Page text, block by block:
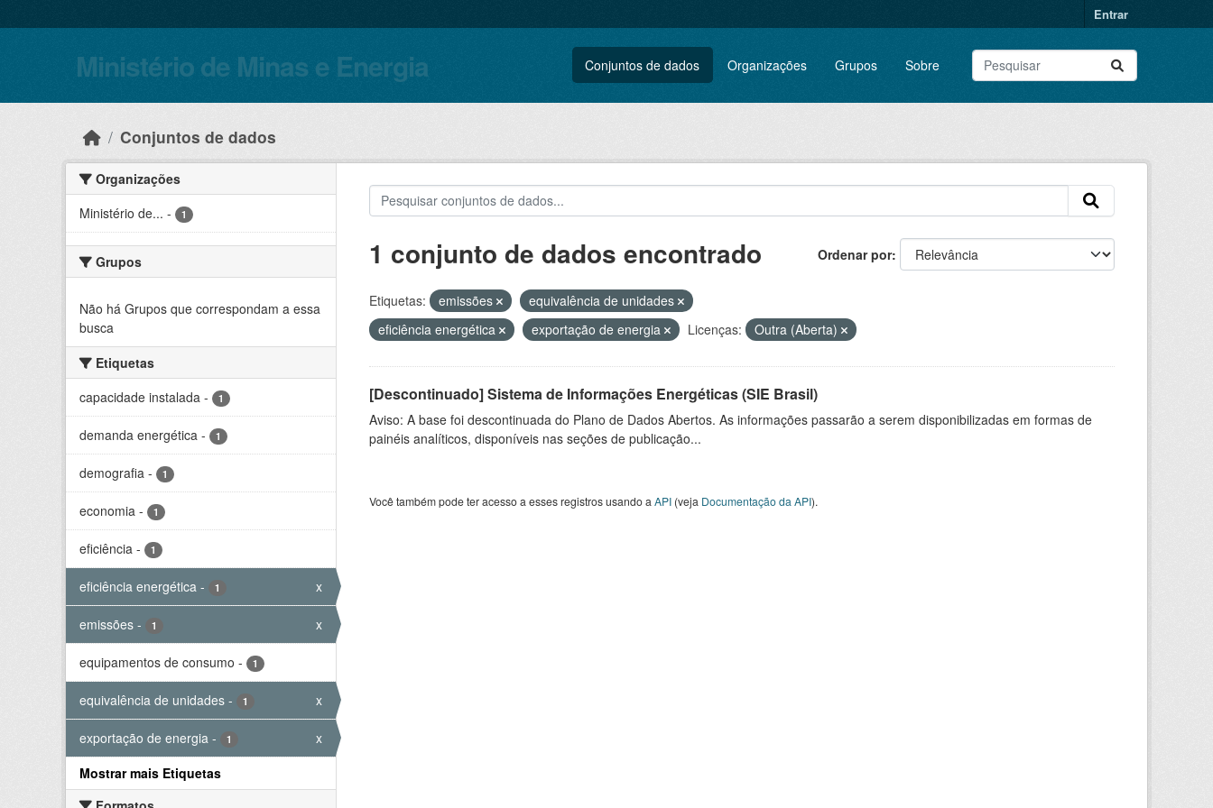
Entrar
Ministério de Minas e Energia Conjuntos de dados Organizações Grupos Sobre
Conjuntos de dados
Organizações
Ministério de... - 1
Grupos
Não há Grupos que correspondam a essa
busca
Etiquetas
capacidade instalada - 1
demanda energética - 1
demografia - 1
economia - 1
eficiência - 1
eficiência energética - 1 x
emissões - 1 x
equipamentos de consumo - 1
equivalência de unidades - 1 x
exportação de energia - 1
x
Mostrar mais Etiquetas
Ordenar por
1 conjunto de dados encontrado
Etiquetas: emissões
equivalência de unidades
eficiência energética
exportação de energia Licenças: Outra (Aberta)
[Descontinuado] Sistema de Informações Energéticas (SIE Brasil)
Aviso: A base foi descontinuada do Plano de Dados Abertos. As informações passarão a serem disponibilizadas em formas de
painéis analíticos, disponíveis nas seções de publicação...
Você também pode ter acesso a esses registros usando a API(veja Documentação da API).